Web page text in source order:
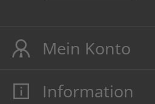
Mein Konto
Mein Konto
Information